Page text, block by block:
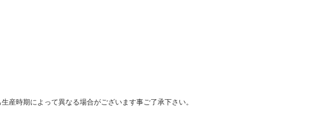
産時期によって異なる場合がございます事ご了承下さい。